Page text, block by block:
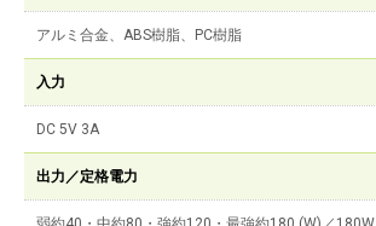
アルミ合金、ABS樹脂、PC樹脂
入力
DC 5V 3A
出力／定格電力